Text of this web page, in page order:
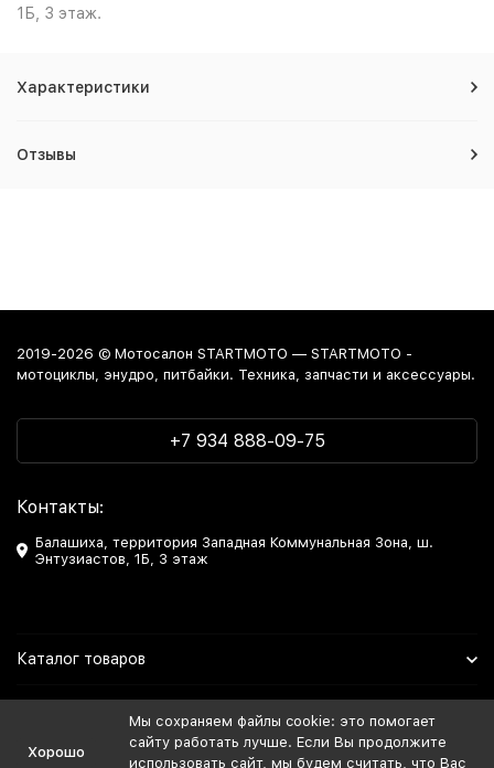
1Б, 3 этаж.
Характеристики
Отзывы
2019-2026 © Мотосалон STARTMOTO — STARTMOTO -
мотоциклы, энудро, питбайки. Техника, запчасти и аксессуары.
+7 934 888-09-75
Контакты:
Балашиха, территория Западная Коммунальная Зона, ш.
Энтузиастов, 1Б, 3 этаж
Каталог товаров
Мы в Соцсетях
Хорошо
Мы сохраняем файлы cookie: это помогает
сайту работать лучше. Если Вы продолжите
использовать сайт, мы будем считать, что Вас